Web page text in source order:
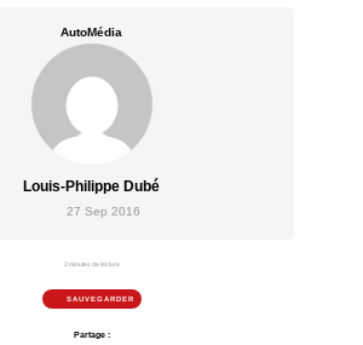
AutoMédia
Louis-Philippe Dubé
27 Sep 2016
2 minutes de lecture
SAUVEGARDER
Partage :